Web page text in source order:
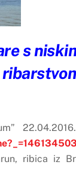
s
ribica iz